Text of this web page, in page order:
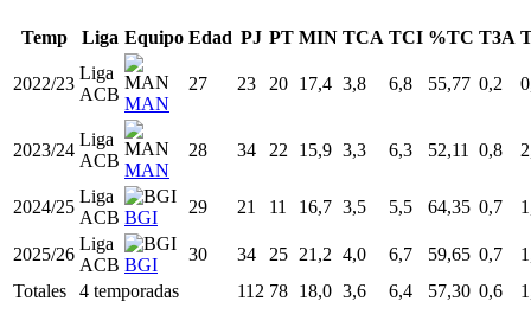
Temp Liga Equipo Edad PJ PT MIN TCA TCI %TC T3A
2022/23
Liga
ACB MAN
27 23 20 17,4 3,8 6,8 55,77 0,2
2023/24
Liga
ACB MAN
28 34 22 15,9 3,3 6,3 52,11 0,8
2024/25
Liga
ACB BGI
29 21 11 16,7 3,5 5,5 64,35 0,7
2025/26
Liga
ACB BGI
30 34 25 21,2 4,0 6,7 59,65 0,7
Totales
4 temporadas 112 78 18,0 3,6 6,4 57,30 0,6